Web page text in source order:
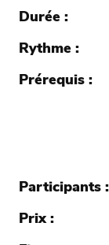
Durée
Rythme
Prérequis
Participants
Prix